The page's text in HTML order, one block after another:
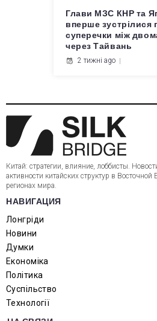
Глави МЗС КНР та
вперше зустрілися
суперечки між
через Тайвань
2 тижні ago
Китай: стратегии, влияние, лоббисты.
активности китайских структур в Восточной
регионах мира.
НАВИГАЦИЯ
Лонгріди
Новини
Думки
Економіка
Політика
Суспільство
Технології